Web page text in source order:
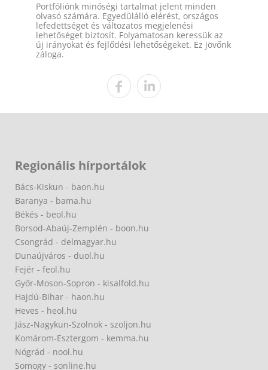
Portfóliónk minőségi tartalmat jelent minden
olvasó számára. Egyedülálló elérést, országos
lefedettséget és változatos megjelenési
lehetőséget biztosít. Folyamatosan keressük az
új irányokat és fejlődési lehetőségeket. Ez jövőnk
záloga.
Regionális hírportálok
Bács-Kiskun - baon.hu
Baranya - bama.hu
Békés - beol.hu
Borsod-Abaúj-Zemplén - boon.hu
Csongrád - delmagyar.hu
Dunaújváros - duol.hu
Fejér - feol.hu
Győr-Moson-Sopron - kisalfold.hu
Hajdú-Bihar - haon.hu
Heves - heol.hu
Jász-Nagykun-Szolnok - szoljon.hu
Komárom-Esztergom - kemma.hu
Nógrád - nool.hu
Somogy - sonline.hu